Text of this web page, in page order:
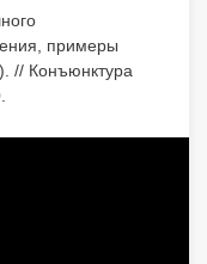
примеры
// Конъюнктура